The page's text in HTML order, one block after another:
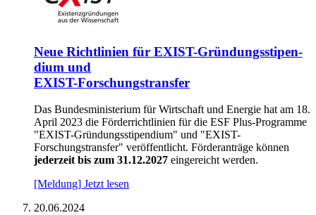
Neue Richt­li­ni­en für EXIST-Grün­dungs­sti­pen­
di­um und
EXIST-For­schungs­trans­fer
Das Bundesministerium für Wirtschaft und Energie hat am 18.
April 2023 die Förderrichtlinien für die ESF Plus-Programme
"EXIST-Gründungsstipendium" und "EXIST-
Forschungstransfer" veröffentlicht. Förderanträge können
jederzeit bis zum 31.12.2027 eingereicht werden.
[Meldung] Jetzt lesen
20.06.2024